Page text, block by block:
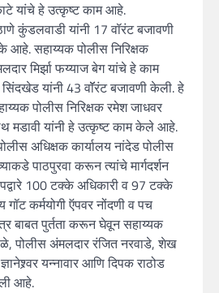
यांचे हे उत्कृष्ट काम आहे.
कुंडलवाडी यांनी 17 वॉरंट बजावणी
सहाय्यक पोलीस निरिक्षक
मिर्झा फय्याज बेग यांचे हे काम
यांनी 43 वॉॅरंट बजावणी केली. हे
पोलीस निरिक्षक रमेश जाधवर
मडावी यांनी हे उत्कृष्ट काम केले आहे.
अधिक्षक कार्यालय नांदेड पोलीस
पाठपुरवा करून त्यांचे मार्गदर्शन
100 टक्के अधिकारी व 97 टक्के
कर्मयोगी ऍपवर नोंदणी व पच
बाबत पुर्तता करून घेवून सहाय्यक
पोलीस अंमलदार रंजित नरवाडे, शेख
यन्नावार आणि दिपक राठोड
आहे.